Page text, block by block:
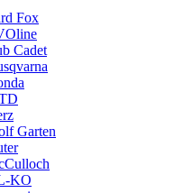
Fox
Cadet
Garten
KO